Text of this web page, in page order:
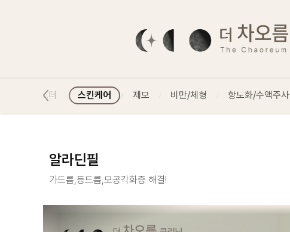
스킨부스터 스킨케어 제모 비만/체형 항노화/수액주사
알라딘필
가드름,등드름,모공각화증 해결!